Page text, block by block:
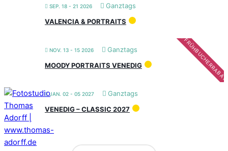
SEP. 18 - 21 2026
Ganztags
VALENCIA & PORTRAITS
NOV. 13 - 15 2026 Ganztags
MOODY PORTRAITS VENEDIG
JAN. 02 - 05 2027
Ganztags
VENEDIG – CLASSIC 2027